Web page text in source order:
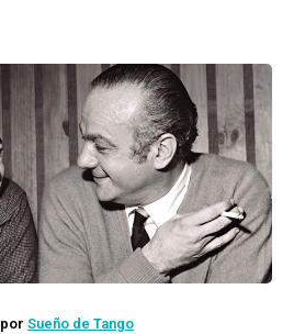
por Sueño de Tango